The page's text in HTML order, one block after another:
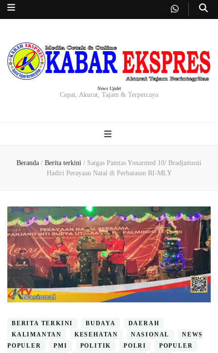
News Updet
Cepat, Akurat, Tajam & Terpercaya
Beranda / Berita terkini / Satgas Pamtas Yonarmed 10/ Bradjamusti
Hadiri Perayaan Natal di Perbatasan RI-MLY
BERITA TERKINI BUDAYA
DAERAH
KALIMANTAN
KESEHATAN NASIONAL
NEWS
POPULER
PMI POLITIK POLRI
POPULER